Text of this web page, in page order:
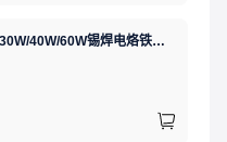
GJ(黄花高洁)，电烙铁30W/40W/60W锡焊电烙铁焊接工具电焊笔手机电子维修（内热35W），NO.435(35W)